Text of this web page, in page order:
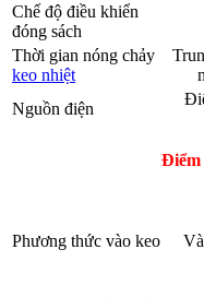
Chế độ điều khiển
đóng sách
Thời gian nóng chảy
keo nhiệt
Nguồn điện
Điểm
Phương thức vào keo